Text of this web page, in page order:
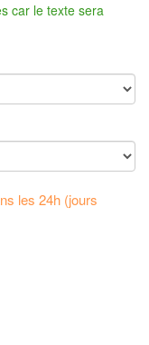
le texte sera
les 24h (jours